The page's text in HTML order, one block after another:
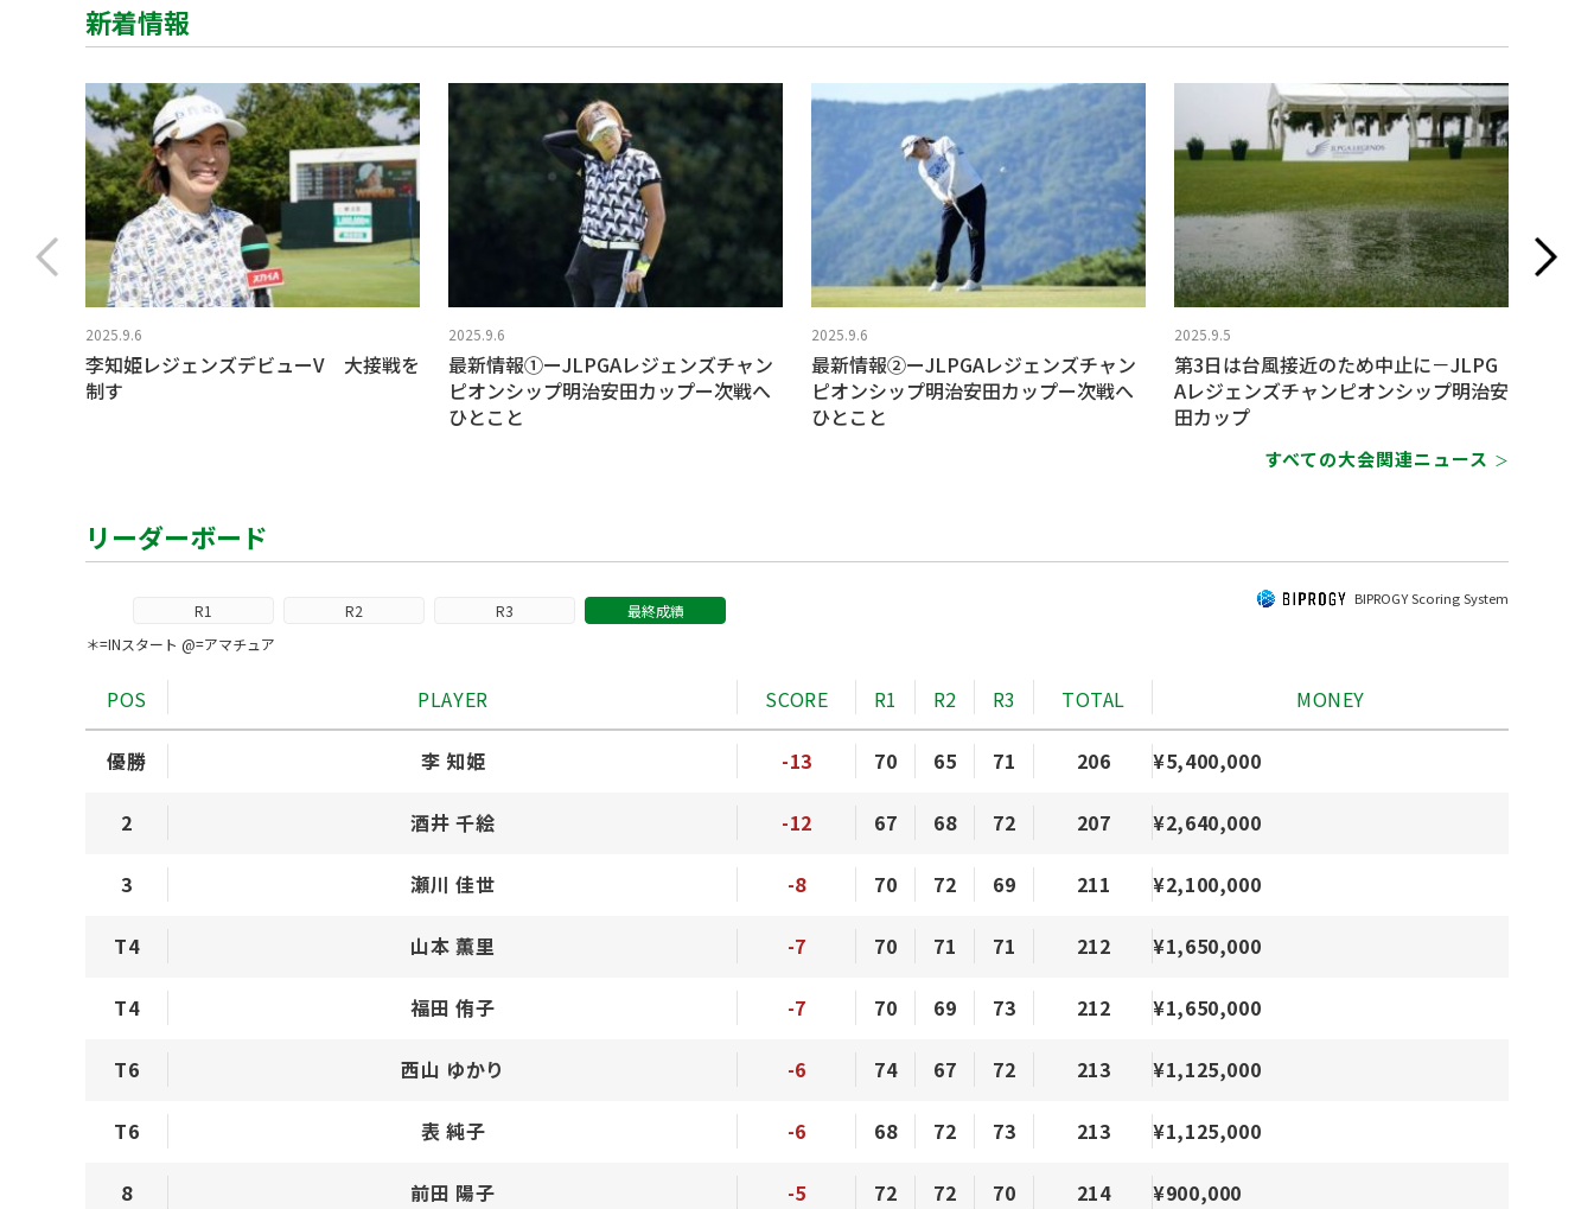
新着情報
2025.9.6
李知姫レジェンズデビューV 大接戦を
制す
2025.9.6
最新情報①ーJLPGAレジェンズチャン
ピオンシップ明治安田カップー次戦へ
ひとこと
2025.9.6
最新情報②ーJLPGAレジェンズチャン
ピオンシップ明治安田カップー次戦へ
ひとこと
2025.9.5
第3日は台風接近のため中止に－JLPG
Aレジェンズチャンピオンシップ明治安
田カップ
すべての大会関連ニュース ＞
リーダーボード
R1 R2 R3 最終成績
BIPROGY Scoring System
＊=INスタート @=アマチュア
POS PLAYER SCORE R1 R2 R3 TOTAL MONEY
優勝 李 知姫 -13 70 65 71 206 ¥5,400,000
2 酒井 千絵 -12 67 68 72 207 ¥2,640,000
3 瀬川 佳世 -8 70 72 69 211 ¥2,100,000
T4 山本 薫里 -7 70 71 71 212 ¥1,650,000
T4 福田 侑子 -7 70 69 73 212 ¥1,650,000
T6 西山 ゆかり -6 74 67 72 213 ¥1,125,000
T6 表 純子 -6 68 72 73 213 ¥1,125,000
8 前田 陽子 -5 72 72 70 214 ¥900,000